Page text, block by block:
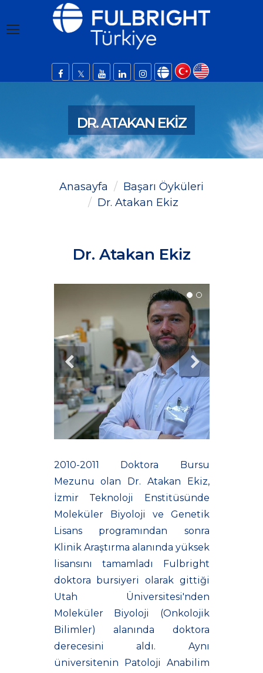
DR. ATAKAN EKIZ
Anasayfa
Başarı Öyküleri
Dr. Atakan Ekiz
Dr. Atakan Ekiz
2010-2011 Doktora Bursu
Mezunu olan Dr. Atakan Ekiz,
İzmir Teknoloji Enstitüsünde
Moleküler Biyoloji ve Genetik
Lisans programından sonra
Klinik Araştırma alanında yüksek
lisansını tamamladı Fulbright
doktora bursiyeri olarak gittiği
Utah Üniversitesi'nden
Moleküler Biyoloji (Onkolojik
Bilimler) alanında doktora
derecesini aldı. Aynı
üniversitenin Patoloji Anabilim